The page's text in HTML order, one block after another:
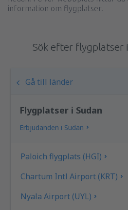
information om flygplatser.
Sök efter flygplatser
Gå till länder
Flygplatser i Sudan
Erbjudanden i Sudan
Paloich flygplats (HGI)
Chartum Intl Airport (KRT)
Nyala Airport (UYL)